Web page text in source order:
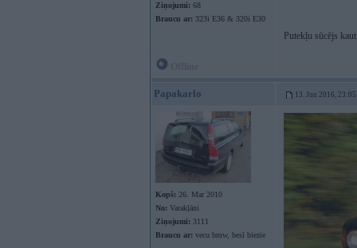
Ziņojumi: 68
Braucu ar: 323i E36 & 320i E30
Putekļu sūcējs
Papakarlo 13. Jun 2016, 23:05
Kopš: 26. Mar 2010
No: Varakļāni
Ziņojumi: 3111
Braucu ar: vecu bmw, besī biezie